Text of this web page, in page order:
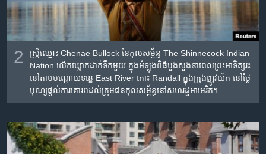
2
ស្រ្តី​ឈ្មោះ Chenae Bullock នៃ​កុលសម្ព័ន្ធ​ The Shinnecock Indian
Nation លើក​ឃ្លោក​ដាក់​ទឹក​មួយ​ ក្នុង​អំឡុង​ពិធី​បួងសួង​នាពេល​ព្រះអាទិត្យ​រះ​
នៅ​​តាម​បណ្តោយ​ទន្លេ East River កោះ Randall ក្នុង​ក្រុង​ញូវយ៉ក នៅ​ថ្ងៃ​
បុណ្យ​ផ្តល់​ការ​គោរព​ដល់​​ក្រុម​ជនកុលសម្ព័ន្ធ​នៅ​សហរដ្ឋអាមេរិក។